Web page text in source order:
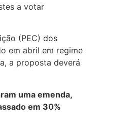
a votar
(PEC) dos
em abril em regime
a proposta deverá
uma emenda,
em 30%